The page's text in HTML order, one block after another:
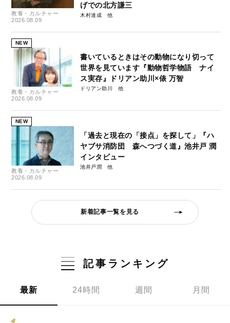
教養・カルチャー
2026.08.09
げでの北方謙三
木村達成
NEW
教養・カルチャー
2026.08.09
書いているときはその動物になり切って
世界を見ています『動物哲学物語 ナイ
ス実存』ドリアン助川×俵 万智
ドリアン助川
NEW
教養・カルチャー
2026.08.09
「過去と現在の「接点」を探して」『ハ
ヤブサ消防団 森へつづく道』池井戸 潤
インタビュー
池井戸潤
新着記事一覧を見る
記事ランキング
最新 24時間 週間 月間